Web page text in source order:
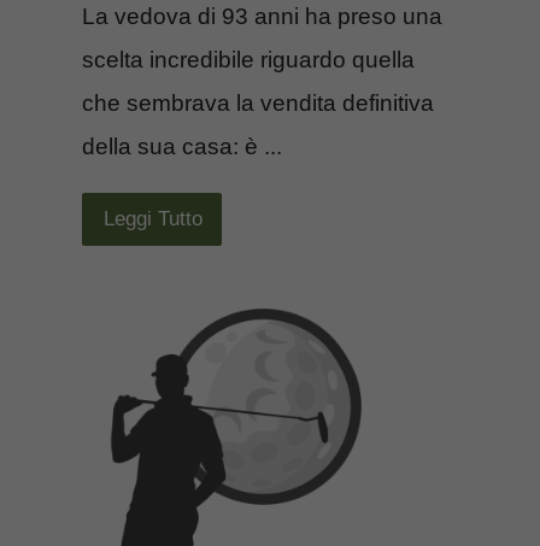
La vedova di 93 anni ha preso una
scelta incredibile riguardo quella
che sembrava la vendita definitiva
della sua casa: è ...
Leggi Tutto